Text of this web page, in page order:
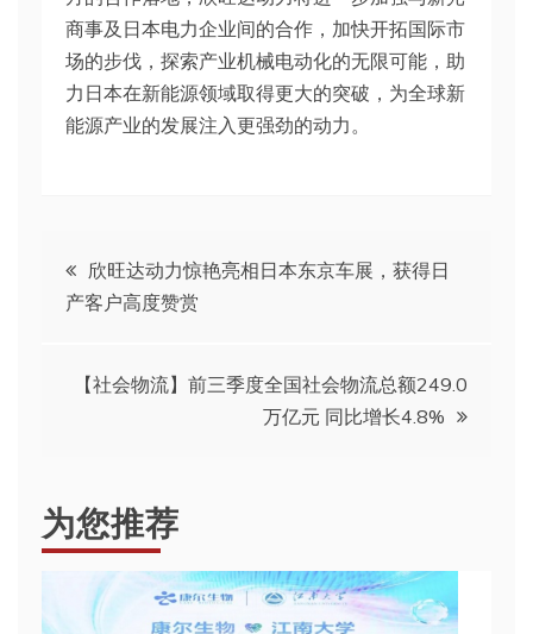
商事及日本电力企业间的合作，加快开拓国际市
场的步伐，探索产业机械电动化的无限可能，助
力日本在新能源领域取得更大的突破，为全球新
能源产业的发展注入更强劲的动力。
文
章
欣旺达动力惊艳亮相日本东京车展，获得日
产客户高度赞赏
【社会物流】前三季度全国社会物流总额249.0
万亿元 同比增长4.8%
为您推荐